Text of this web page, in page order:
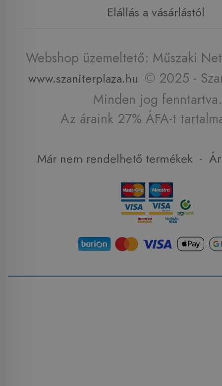
Elállás a vásárlástól
Webshop üzemeltető: Műszaki
www.szaniterplaza.hu © 2025 -
Minden jog fenntartva.
Az áraink 27% ÁFA-t
Már nem rendelhető termékek -